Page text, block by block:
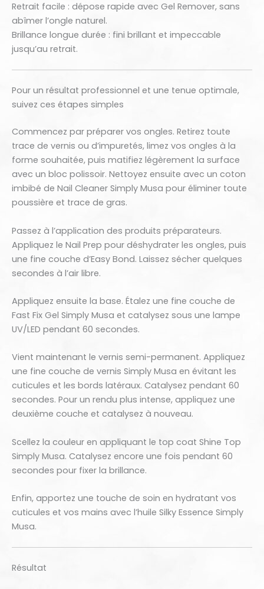
Retrait facile : dépose rapide avec Gel Remover, sans
abîmer l’ongle naturel.
Brillance longue durée : fini brillant et impeccable
jusqu’au retrait.
Pour un résultat professionnel et une tenue optimale,
suivez ces étapes simples
Commencez par préparer vos ongles. Retirez toute
trace de vernis ou d’impuretés, limez vos ongles à la
forme souhaitée, puis matifiez légèrement la surface
avec un bloc polissoir. Nettoyez ensuite avec un coton
imbibé de Nail Cleaner Simply Musa pour éliminer toute
poussière et trace de gras.
Passez à l’application des produits préparateurs.
Appliquez le Nail Prep pour déshydrater les ongles, puis
une fine couche d’Easy Bond. Laissez sécher quelques
secondes à l’air libre.
Appliquez ensuite la base. Étalez une fine couche de
Fast Fix Gel Simply Musa et catalysez sous une lampe
UV/LED pendant 60 secondes.
Vient maintenant le vernis semi-permanent. Appliquez
une fine couche de vernis Simply Musa en évitant les
cuticules et les bords latéraux. Catalysez pendant 60
secondes. Pour un rendu plus intense, appliquez une
deuxième couche et catalysez à nouveau.
Scellez la couleur en appliquant le top coat Shine Top
Simply Musa. Catalysez encore une fois pendant 60
secondes pour fixer la brillance.
Enfin, apportez une touche de soin en hydratant vos
cuticules et vos mains avec l’huile Silky Essence Simply
Musa.
Résultat